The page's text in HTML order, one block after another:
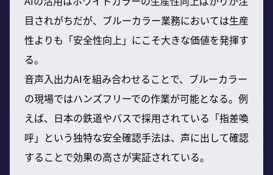
目されがちだが、ブルーカラー業務においては生産
性よりも「安全性向上」にこそ大きな価値を発揮す
る。
音声入出力AIを組み合わせることで、ブルーカラー
の現場ではハンズフリーでの作業が可能となる。例
えば、日本の鉄道やバスで採用されている「指差喚
呼」という独特な安全確認手法は、声に出して確認
することで効果の高さが実証されている。